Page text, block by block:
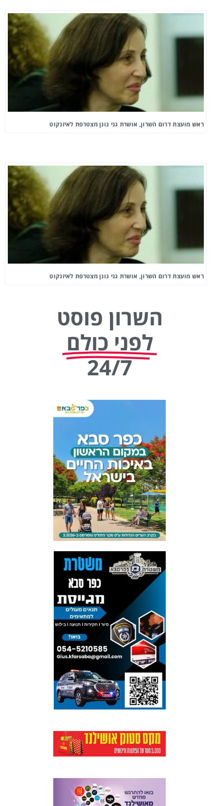
ראש מועצת דרום השרון, אושרת גני גונן מצטרפת לאיזנקוט
ראש מועצת דרום השרון, אושרת גני גונן מצטרפת לאיזנקוט
השרון פוסט
לפני כולם
24/7